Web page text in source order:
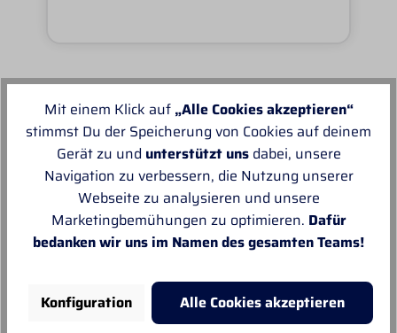
Unsere Empfehlungen
Mit einem Klick auf „Alle Cookies akzeptieren“
stimmst Du der Speicherung von Cookies auf deinem
Gerät zu und unterstützt unsdabei, unsere
Navigation zu verbessern, die Nutzung unserer
Webseite zu analysieren und unsere
Marketingbemühungen zu optimieren. Dafür
bedanken wir uns im Namen des gesamten Teams!
Konfiguration
Alle Cookies akzeptieren